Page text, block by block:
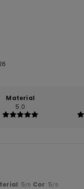
Material
5.0
: 5/5 Cor: 5/5